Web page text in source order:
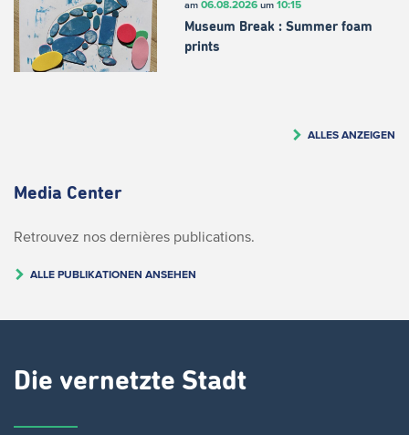
am 06.08.2026um 10:15
Museum Break : Summer foam
prints
ALLES ANZEIGEN
Media Center
Retrouvez nos dernières publications.
ALLE PUBLIKATIONEN ANSEHEN
Die vernetzte Stadt